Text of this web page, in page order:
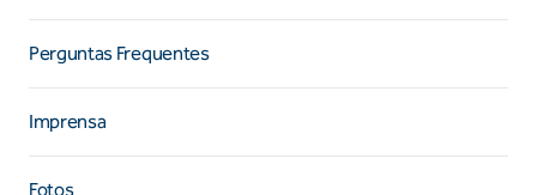
Perguntas Frequentes
Imprensa
Fotos